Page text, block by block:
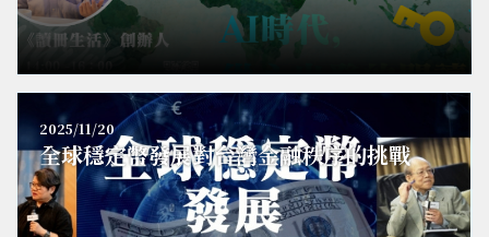
2025/11/20
全球穩定幣發展對台灣金融秩序的挑戰